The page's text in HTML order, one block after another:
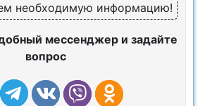
необходимую информацию!
мессенджер и задайте
вопрос